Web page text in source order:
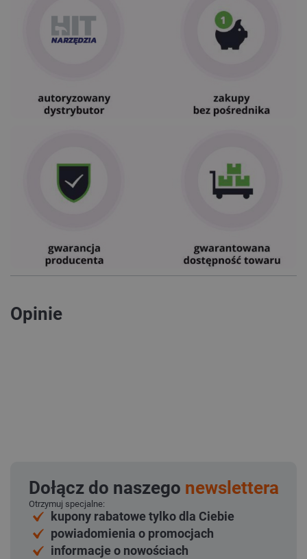
Opinie
Dołącz do naszego newslettera
Otrzymuj specjalne:
kupony rabatowe tylko dla Ciebie
powiadomienia o promocjach
informacje o nowościach